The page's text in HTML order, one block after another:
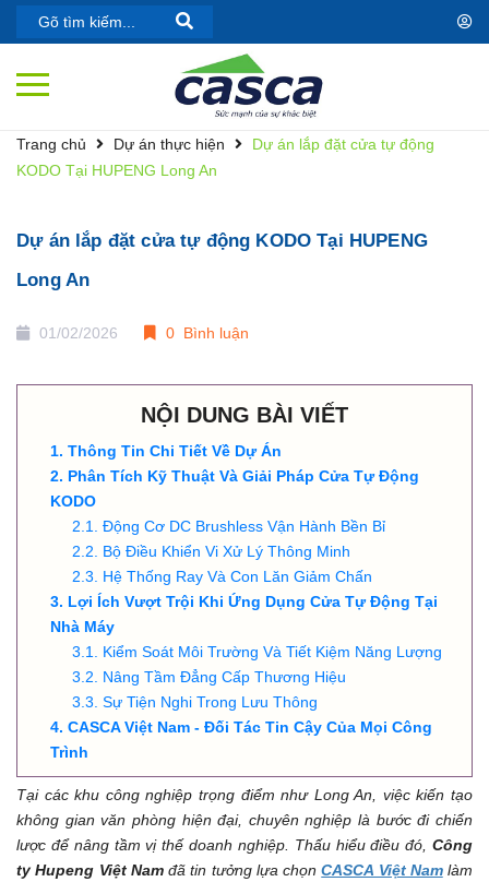
Trang chủ Dự án thực hiện
Dự án lắp đặt cửa tự động
KODO Tại HUPENG Long An
Dự án lắp đặt cửa tự động KODO Tại HUPENG
Long An
01/02/2026 0 Bình luận
NỘI DUNG BÀI VIẾT
Thông Tin Chi Tiết Về Dự Án
Phân Tích Kỹ Thuật Và Giải Pháp Cửa Tự Động
KODO
Động Cơ DC Brushless Vận Hành Bền Bỉ
Bộ Điều Khiển Vi Xử Lý Thông Minh
Hệ Thống Ray Và Con Lăn Giảm Chấn
Lợi Ích Vượt Trội Khi Ứng Dụng Cửa Tự Động Tại
Nhà Máy
Kiểm Soát Môi Trường Và Tiết Kiệm Năng Lượng
Nâng Tầm Đẳng Cấp Thương Hiệu
Sự Tiện Nghi Trong Lưu Thông
CASCA Việt Nam - Đối Tác Tin Cậy Của Mọi Công
Trình
Tại các khu công nghiệp trọng điểm như Long An, việc kiến tạo
không gian văn phòng hiện đại, chuyên nghiệp là bước đi chiến
lược để nâng tầm vị thế doanh nghiệp. Thấu hiểu điều đó, Công
ty Hupeng Việt Namđã tin tưởng lựa chọnCASCA Việt Namlàm